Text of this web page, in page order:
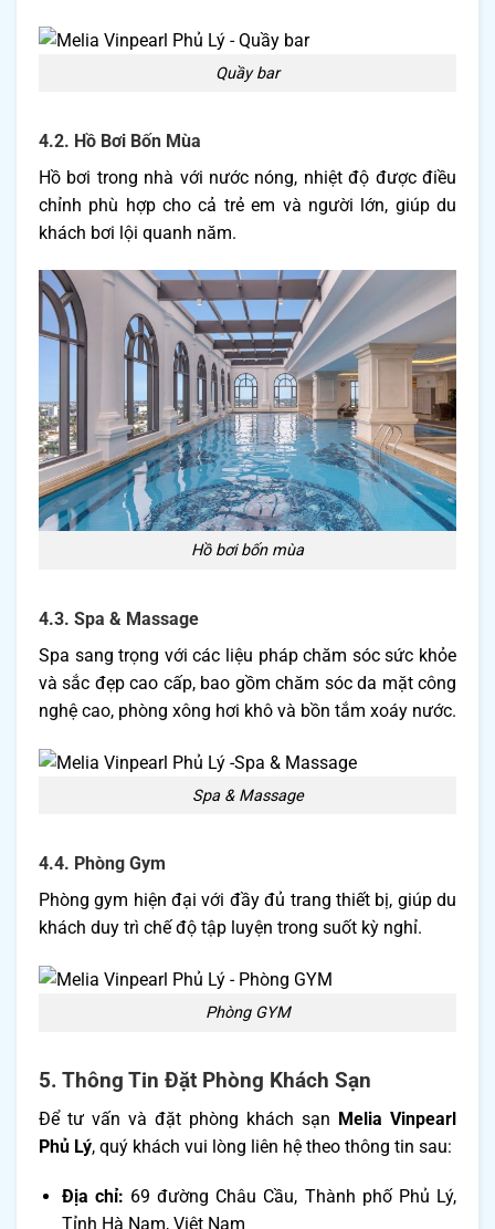
Quầy bar
4.2. Hồ Bơi Bốn Mùa
Hồ bơi trong nhà với nước nóng, nhiệt độ được điều
chỉnh phù hợp cho cả trẻ em và người lớn, giúp du
khách bơi lội quanh năm.
Hồ bơi bốn mùa
4.3. Spa & Massage
Spa sang trọng với các liệu pháp chăm sóc sức khỏe
và sắc đẹp cao cấp, bao gồm chăm sóc da mặt công
nghệ cao, phòng xông hơi khô và bồn tắm xoáy nước.
Spa & Massage
4.4. Phòng Gym
Phòng gym hiện đại với đầy đủ trang thiết bị, giúp du
khách duy trì chế độ tập luyện trong suốt kỳ nghỉ.
Phòng GYM
5. Thông Tin Đặt Phòng Khách Sạn
Để tư vấn và đặt phòng khách sạn Melia Vinpearl
Phủ Lý, quý khách vui lòng liên hệ theo thông tin sau:
Địa chỉ: 69 đường Châu Cầu, Thành phố Phủ Lý,
Tỉnh Hà Nam, Việt Nam